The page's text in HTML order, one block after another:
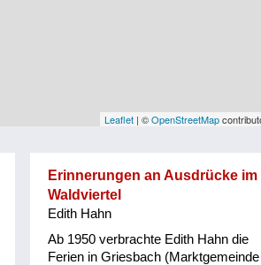
Leaflet | ©OpenStreetMap
Erinnerungen an Ausdrücke im
Waldviertel
Edith Hahn
Ab 1950 verbrachte Edith Hahn die
Ferien in Griesbach (Marktgemeinde